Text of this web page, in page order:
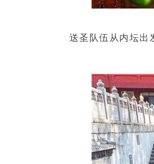
送圣队伍从内坛出